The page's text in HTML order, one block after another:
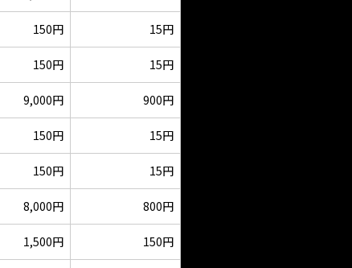
150円 15円
150円 15円
9,000円 900円
150円 15円
150円 15円
8,000円 800円
1,500円 150円